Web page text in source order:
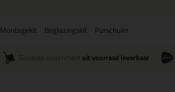
Montagekit Beglazingskit Purschuim
Grootste assortiment uit voorraad leverbaar